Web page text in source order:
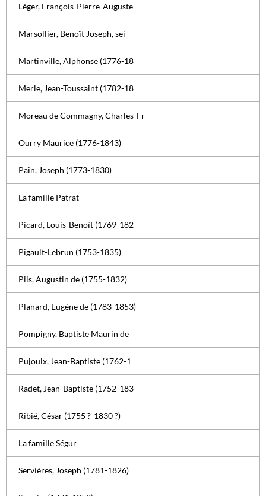
Léger, François-Pierre-Auguste
Marsollier, Benoît Joseph, sei
Martinville, Alphonse (1776-18
Merle, Jean-Toussaint (1782-18
Moreau de Commagny, Charles-Fr
Ourry Maurice (1776-1843)
Pain, Joseph (1773-1830)
La famille Patrat
Picard, Louis-Benoît (1769-182
Pigault-Lebrun (1753-1835)
Piis, Augustin de (1755-1832)
Planard, Eugène de (1783-1853)
Pompigny. Baptiste Maurin de
Pujoulx, Jean-Baptiste (1762-1
Radet, Jean-Baptiste (1752-183
Ribié, César (1755 ?-1830 ?)
La famille Ségur
Servières, Joseph (1781-1826)